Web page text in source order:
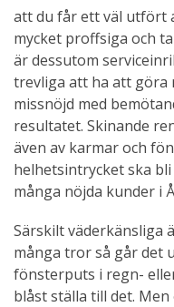
att du får ett väl utfört
mycket proffsiga och
är dessutom
trevliga att ha att göra
missnöjd med
resultatet. Skinande
även av karmar och
helhetsintrycket ska
många nöjda kunder i
Särskilt väderkänsliga
många tror så går det
fönsterputs i regn-
blåst ställa till det.